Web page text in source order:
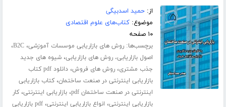
از:حمید اسدبیگی
موضوع:کتاب‌های علوم اقتصادی
۱۰ صفحه
برچسب‌ها:روش های بازاریابی موسسات آموزشی،B2C،
اصول بازاریابی، روش های بازاریابی،شیوه های جدید
جذب مشتری،روش های فروش،
دانلود pdf کتاب
بازاریابی اینترنتی در صنعت ساختمان،کتاب بازاریابی
اینترنتی در صنعت ساختمان pdf
،بازاریابی اینترنتی،کار
بازاریابی اینترنتی، انواع بازاریابی اینترنتی،
pdf بازاریابی